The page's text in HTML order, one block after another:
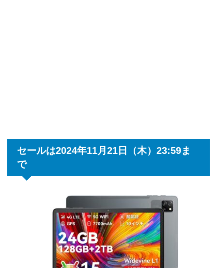
セールは2024年11月21日（木）23:59ま
で